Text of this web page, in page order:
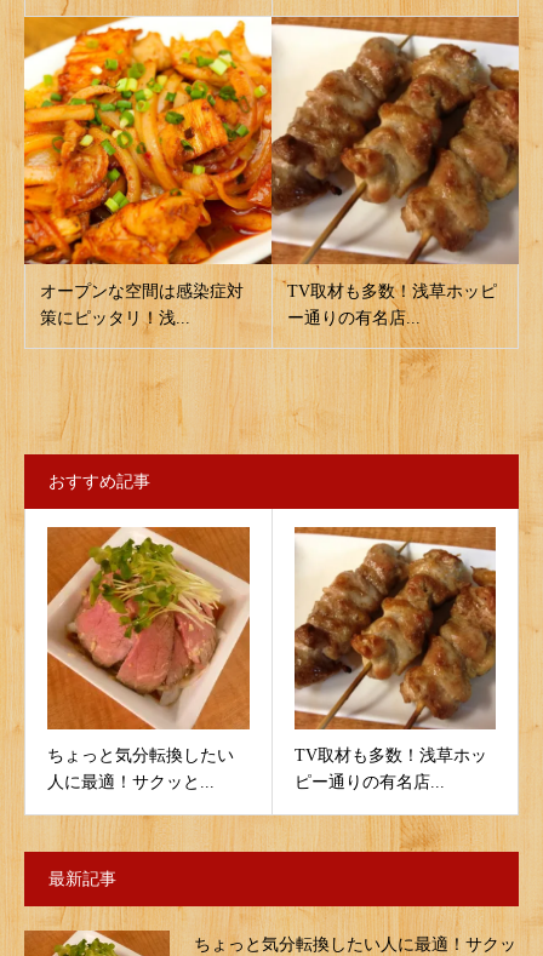
オープンな空間は感染症対
策にピッタリ！浅...
TV取材も多数！浅草ホッピ
ー通りの有名店...
おすすめ記事
ちょっと気分転換したい
人に最適！サクッと...
TV取材も多数！浅草ホッ
ピー通りの有名店...
最新記事
ちょっと気分転換したい人に最適！サクッ